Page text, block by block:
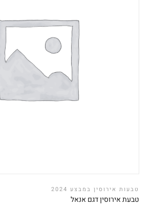
טבעות אירוסין במבצע 2024
טבעת אירוסין דגם אנאל